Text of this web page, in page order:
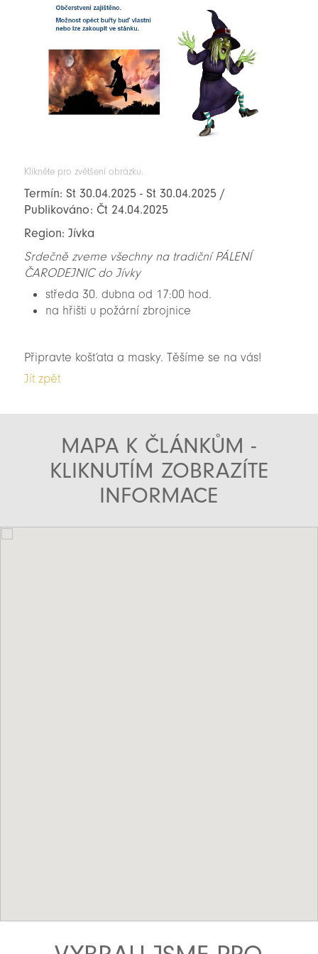
Klikněte pro zvětšení obrázku.
Termín: St 30.04.2025 - St 30.04.2025 /
Publikováno: Čt 24.04.2025
Region: Jívka
Srdečně zveme všechny na tradiční PÁLENÍ
ČARODEJNIC do Jívky
středa 30. dubna od 17:00 hod.
na hřišti u požární zbrojnice
Připravte košťata a masky. Těšíme se na vás!
Jít zpět
MAPA K ČLÁNKŮM -
KLIKNUTÍM ZOBRAZÍTE
INFORMACE